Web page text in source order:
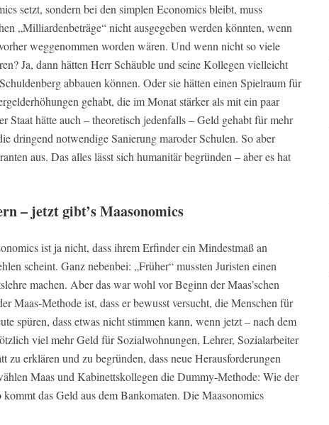
setzt, sondern bei den simplen Economics bleibt, muss
„Milliardenbeträge“ nicht ausgegeben werden könnten, wenn
weggenommen worden wären. Und wenn nicht so viele
Ja, dann hätten Herr Schäuble und seine Kollegen vielleicht
abbauen können. Oder sie hätten einen Spielraum für
gehabt, die im Monat stärker als mit ein paar
Staat hätte auch – theoretisch jedenfalls – Geld gehabt für mehr
dringend notwendige Sanierung maroder Schulen. So aber
aus. Das alles lässt sich humanitär begründen – aber es hat
– jetzt gibt’s Maasonomics
ist ja nicht, dass ihrem Erfinder ein Mindestmaß an
scheint. Ganz nebenbei: „Früher“ mussten Juristen einen
machen. Aber das war wohl vor Beginn der Maas’schen
Maas-Methode ist, dass er bewusst versucht, die Menschen für
spüren, dass etwas nicht stimmen kann, wenn jetzt – nach dem
viel mehr Geld für Sozialwohnungen, Lehrer, Sozialarbeiter
zu erklären und zu begründen, dass neue Herausforderungen
Maas und Kabinettskollegen die Dummy-Methode: Wie der
kommt das Geld aus dem Bankomaten. Die Maasonomics